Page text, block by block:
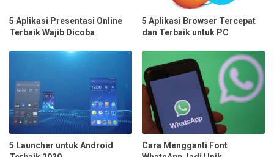
5 Aplikasi Presentasi Online
Terbaik Wajib Dicoba
5 Aplikasi Browser Tercepat
dan Terbaik untuk PC
5 Launcher untuk Android
Cara Mengganti Font